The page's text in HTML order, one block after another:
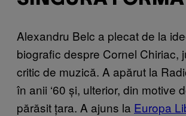
Alexandru Belc a plecat de la
biografic despre Cornel Chiriac,
critic de muzică. A apărut la
în anii ‘60 și, ulterior, din motive
părăsit țara. A ajuns la Europa